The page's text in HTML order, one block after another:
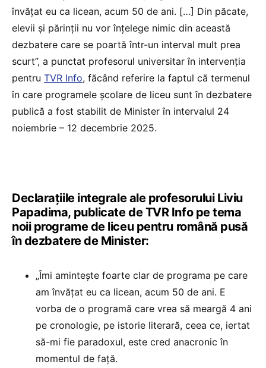
învățat eu ca licean, acum 50 de ani. […] Din păcate,
elevii și părinții nu vor înțelege nimic din această
dezbatere care se poartă într-un interval mult prea
scurt”, a punctat profesorul universitar în intervenția
pentru TVR Info, făcând referire la faptul că termenul
în care programele școlare de liceu sunt în dezbatere
publică a fost stabilit de Minister în intervalul 24
noiembrie – 12 decembrie 2025.
Declarațiile integrale ale profesorului Liviu
Papadima, publicate de TVR Info pe tema
noii programe de liceu pentru română pusă
în dezbatere de Minister:
„Îmi amintește foarte clar de programa pe care
am învățat eu ca licean, acum 50 de ani. E
vorba de o programă care vrea să meargă 4 ani
pe cronologie, pe istorie literară, ceea ce, iertat
să-mi fie paradoxul, este cred anacronic în
momentul de față.